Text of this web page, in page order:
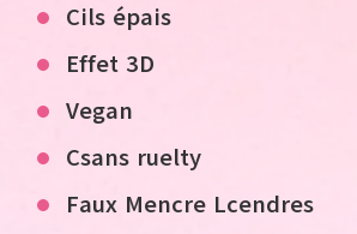
Cils épais
Effet 3D
Vegan
Csans ruelty
Faux Mencre Lcendres